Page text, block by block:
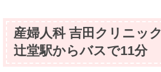
産婦人科 吉田クリニック
辻堂駅からバスで11分